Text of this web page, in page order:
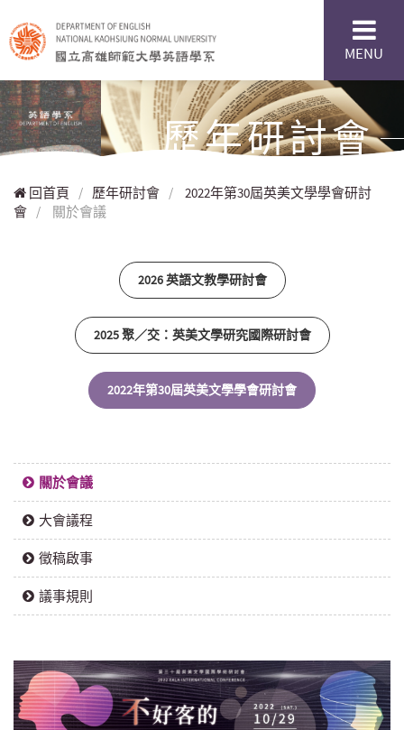
MENU
歷年研討會
回首頁 / 歷年研討會 /
2022年第30屆英美文學學會研討
會 / 關於會議
2026 英語文教學研討會
2025 聚／交：英美文學研究國際研討會
2022年第30屆英美文學學會研討會
關於會議
大會議程
徵稿啟事
議事規則